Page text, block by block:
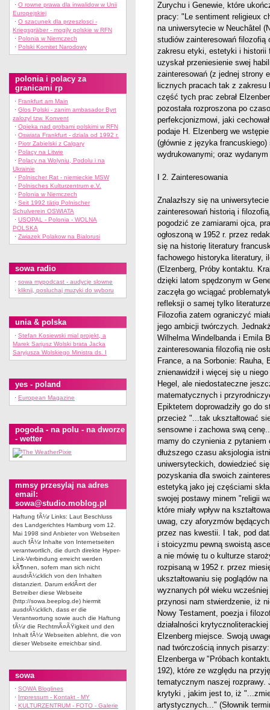
Zurychu i Genewie, które
pracy: "Le sentiment religieux
na uniwersytecie w Neuchâtel
studiów zainteresowań filozofią
zakresu etyki, estetyki i historii
uzyskał przeniesienie swej
zainteresowań (z jednej strony
licznych pracach tak z
część tych prac zebrał
pozostała rozproszona po
perfekcjonizmowi, jaki
podaje H. Elzenberg we
(głównie z języka
wydrukowanymi; oraz
I 2. Zainteresowania
Znalazłszy się na
zainteresowań historią i
pogodzić ze zamiarami ojca,
ogłoszoną w 1952 r. przez
się na historię literatury
fachowego historyka literatury,
(Elzenberg, Próby kontaktu.
dzięki latom spędzonym w
zaczęła go wciągać
refleksji o samej tylko
Filozofia zatem ograniczyć
jego ambicji twórczych.
Wilhelma Windelbanda i Emila
zainteresowania filozofią nie
France, a na Sorbonie: Rauha,
znienawidził i więcej się u
Hegel, ale niedostateczne
matematycznych i
Epiktetem doprowadziły go
przecież "...tak ukształtować
sensowne i zachowa swą
mamy do czynienia z
dłuższego czasu aksjologia
uniwersyteckich, dowiedzieć
pozyskania dla swoich
estetyką jako jej częściami
swojej postawy minem "religii
które miały wpływ na
uwag, czy aforyzmów
przez nas kwestii. I tak, pod
i stoicyzmu pewną swoistą
a nie mówię tu o kulturze
rozpisaną w 1952 r. przez
ukształtowaniu się poglądów
wyznanych pół wieku
przynosi nam stwierdzenie, iż
Nowy Testament, poezja i
działalności
Elzenberg miejsce. Swoją
nad twórczością innych
Elzenberga w "Próbach
192), które ze względu na
tematycznym naszej rozprawy.
krytyki , jakim jest to, iż
artystycznych..." (Słownik
· O rowne prawa dla inwalidow w Unii
Europejskiej
· O szacunek dla przeszlosci -
Kriegsgräber - mogily polskie w RFN
· Polonia w Niemczech
· Polski Komitet Narodowy
polonia i polacy za
granicami rp
· Frankfurt am Main
· Glos Polski - zanim ambasador Byrt
zalozyl tzw. Konvent
· Opieka nad grobami polskimi w RFN
· Oswiata Frankfurt - dziala od 1992 r.
· Piotr Zabielski z Calgary
· Polacy na Litwie
· Polacy na Wolyniu, Podolu i na
Ukrainie
· Polnischer Rat - niemieckie MSW
· Polnisches Kulturzentrum e.V.
· Polonia w Niemczech
· Seit 1992 tätig Polnischer
Schulverein OSWIATA
· USOPAL - Polonia - WOLNA
POLSKA
· Zwiazek Polakow na Bialorusi
sowa radio
· sowa mypodcast - audycje slowne
· kliknij, posluchaj muzyki do wyboru
unia & polska
· Stefan Kosiewski mial projekt, a
Marek Sarjusz Wolski brata Jacka
Saryjusza Wolskiego Ministra ds. I
yes - poland
· European Magazine
pogoda - na polu - na dworze
- wetter
mmsy przesylaj na adres
email:
sowa@studio.moblog.pl
Haftung fÃ¼r Links: Laut Beschluss
des Landgerichtes Hamburg vom 12.
Mai 1998 sind Anbieter von Webseiten
auch fÃ¼r Inhalte von Internetseiten
verantwortlich, die durch direkte Hyper-
Link-Verbindung erreicht werden
kÃ¶nnen, sofern man sich nicht
ausdrÃ¼cklich von den Inhalten
distanziert. Darum erklÃ¤rt der
Betreiber diese Webseite
(http://sowa.beeplog.de) hiermit
ausdrÃ¼cklich, dass er die
Verantwortung sowie auch die Haftung
fÃ¼r die RechtmÃ¤ÃŸigkeit und den
Inhalt fÃ¼r Webseiten ablehnt, die von
dieser Webseite erreichbar sind.
sowa
· SOWA Bloglines
· Impressum - Kontakt - MY
· KULTURZENTRUM - FOTO - Galerie